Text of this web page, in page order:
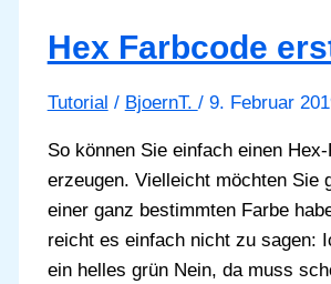
Hex Farbcode
Tutorial / BjoernT. / 9. Februar
So können Sie einfach einen
erzeugen. Vielleicht möchten Sie
einer ganz bestimmten Farbe
reicht es einfach nicht zu sagen:
ein helles grün Nein, da muss